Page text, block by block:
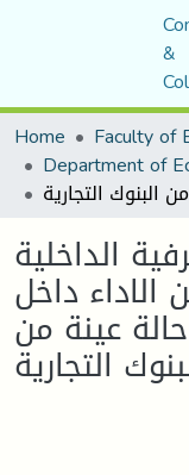
&
Home
Department of
الداخلية
داخل
عينة من
التجارية